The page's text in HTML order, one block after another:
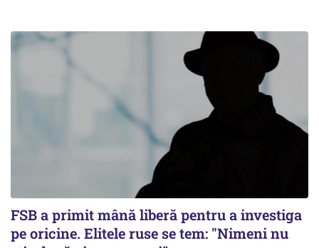
FSB a primit mână liberă pentru a investiga
pe oricine. Elitele ruse se tem: "Nimeni nu